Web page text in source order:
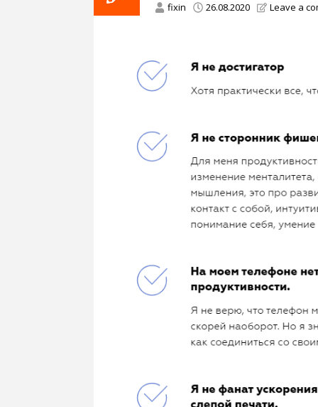
fixin 26.08.2020 Leave a